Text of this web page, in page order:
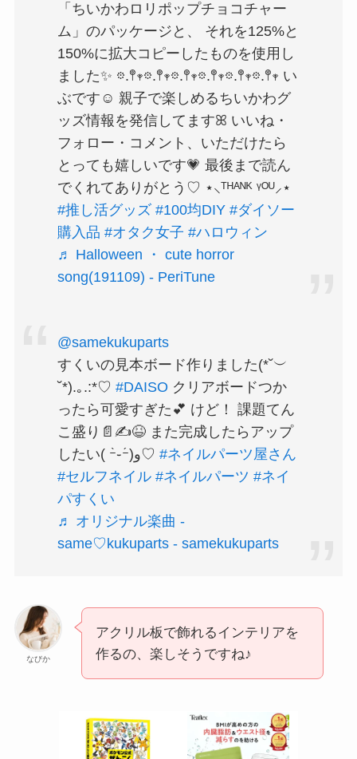
「ちいかわロリポップチョコチャー
ム」のパッケージと、 それを125%と
150%に拡大コピーしたものを使用し
ました✨ 𖡼.𖤣𖥧𖡼.𖤣𖥧𖡼.𖤣𖥧𖡼.𖤣𖥧𖡼.𖤣𖥧𖡼.𖤣𖥧 い
ぶです☺️ 親子で楽しめるちいかわグ
ッズ情報を発信してますꕤ いいね・
フォロー・コメント、いただけたら
とっても嬉しいです💗 最後まで読ん
でくれてありがとう♡ ⋆⸜ᵀᴴᴬᴺᴷ ᵞᴼᵁ⸝⋆
#推し活グッズ #100均DIY #ダイソー
購入品 #オタク女子 #ハロウィン
♬ Halloween ・ cute horror
song(191109) - PeriTune
@samekukuparts
すくいの見本ボード作りました(*˘︶
˘*).｡.:*♡ #DAISO クリアボードつか
ったら可愛すぎた💕 けど！ 課題てん
こ盛り📄✍😆 また完成したらアップ
したい( ｰ̀֊ｰ́)و♡ #ネイルパーツ屋さん
#セルフネイル #ネイルパーツ #ネイ
パすくい
♬ オリジナル楽曲 -
same♡kukuparts - samekukuparts
なびか
アクリル板で飾れるインテリアを
作るの、楽しそうですね♪